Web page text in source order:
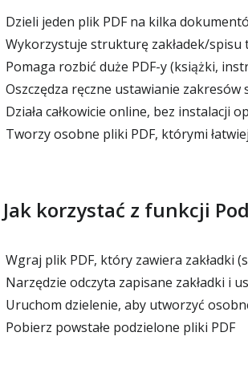
Dzieli jeden plik PDF na kilka
Wykorzystuje strukturę zakładek/spisu
Pomaga rozbić duże PDF-y (książki,
Oszczędza ręczne ustawianie
Działa całkowicie online, bez instalacji
Tworzy osobne pliki PDF, którymi
Jak korzystać z funkcji
Wgraj plik PDF, który zawiera zakładki
Narzędzie odczyta zapisane zakładki i
Uruchom dzielenie, aby utworzyć
Pobierz powstałe podzielone pliki PDF